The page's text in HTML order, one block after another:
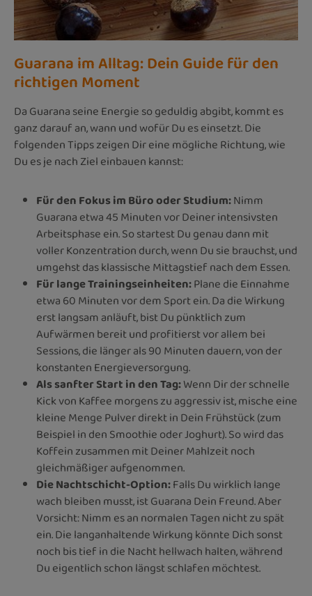
Guarana im Alltag: Dein Guide für den
richtigen Moment
Da Guarana seine Energie so geduldig abgibt, kommt es
ganz darauf an, wann und wofür Du es einsetzt. Die
folgenden Tipps zeigen Dir eine mögliche Richtung, wie
Du es je nach Ziel einbauen kannst:
Für den Fokus im Büro oder Studium:Nimm
Guarana etwa 45 Minuten vor Deiner intensivsten
Arbeitsphase ein. So startest Du genau dann mit
voller Konzentration durch, wenn Du sie brauchst, und
umgehst das klassische Mittagstief nach dem Essen.
Für lange Trainingseinheiten:Plane die Einnahme
etwa 60 Minuten vor dem Sport ein. Da die Wirkung
erst langsam anläuft, bist Du pünktlich zum
Aufwärmen bereit und profitierst vor allem bei
Sessions, die länger als 90 Minuten dauern, von der
konstanten Energieversorgung.
Als sanfter Start in den Tag:Wenn Dir der schnelle
Kick von Kaffee morgens zu aggressiv ist, mische eine
kleine Menge Pulver direkt in Dein Frühstück (zum
Beispiel in den Smoothie oder Joghurt). So wird das
Koffein zusammen mit Deiner Mahlzeit noch
gleichmäßiger aufgenommen.
Die Nachtschicht-Option:Falls Du wirklich lange
wach bleiben musst, ist Guarana Dein Freund. Aber
Vorsicht: Nimm es an normalen Tagen nicht zu spät
ein. Die langanhaltende Wirkung könnte Dich sonst
noch bis tief in die Nacht hellwach halten, während
Du eigentlich schon längst schlafen möchtest.